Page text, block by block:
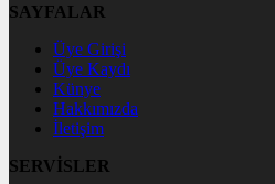
SAYFALAR
Üye Girişi
Üye Kaydı
Künye
Hakkımızda
İletişim
SERVİSLER